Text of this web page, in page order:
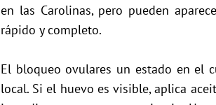
en las Carolinas, pero pueden
rápido y completo.
El bloqueo ovulares un estado en el
local. Si el huevo es visible, aplica